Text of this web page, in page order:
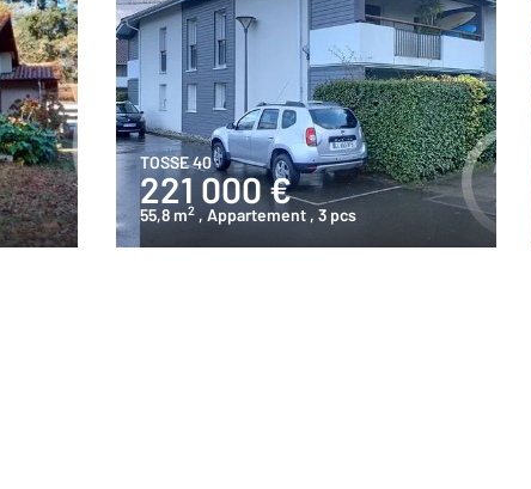
TOSSE 40
221 000 €
55,8 m2 , Appartement , 3 pcs